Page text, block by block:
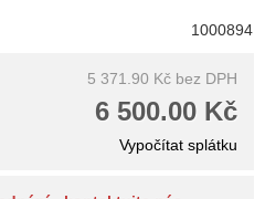
1000894
5 371.90 Kč bez DPH
6 500.00 Kč
Vypočítat splátku